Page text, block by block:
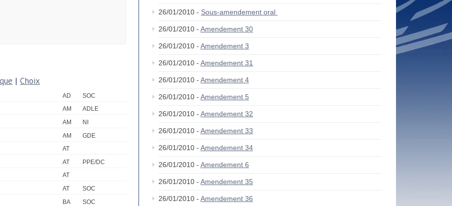
| Choix
AD
SOC
AM
ADLE
AM
NI
AM
GDE
AT
AT
PPE/DC
AT
AT
SOC
BA
SOC
26/01/2010 - Sous-amendement oral
26/01/2010 - Amendement 30
26/01/2010 - Amendement 3
26/01/2010 - Amendement 31
26/01/2010 - Amendement 4
26/01/2010 - Amendement 5
26/01/2010 - Amendement 32
26/01/2010 - Amendement 33
26/01/2010 - Amendement 34
26/01/2010 - Amendement 6
26/01/2010 - Amendement 35
26/01/2010 - Amendement 36